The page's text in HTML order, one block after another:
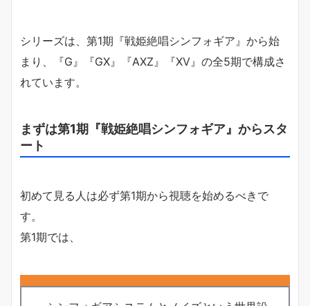
シリーズは、第1期『戦姫絶唱シンフォギア』から始
まり、『G』『GX』『AXZ』『XV』の全5期で構成さ
れています。
まずは第1期『戦姫絶唱シンフォギア』からスタ
ート
初めて見る人は必ず第1期から視聴を始めるべきで
す。
第1期では、